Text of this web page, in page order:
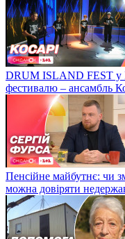
DRUM ISLAND FEST у
фестивалю – ансамбль
Пенсійне майбутнє: чи
можна довіряти